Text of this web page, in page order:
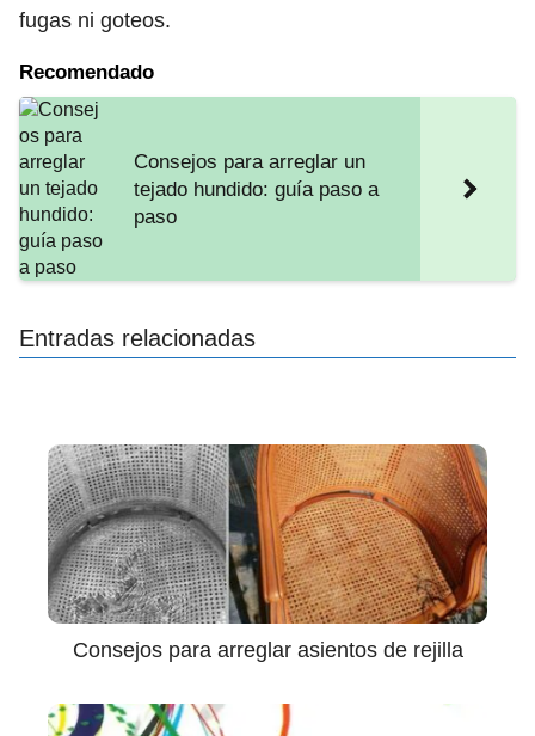
fugas ni goteos.
Recomendado
Consejos para arreglar un
tejado hundido: guía paso a
paso
Entradas relacionadas
Consejos para arreglar asientos de rejilla